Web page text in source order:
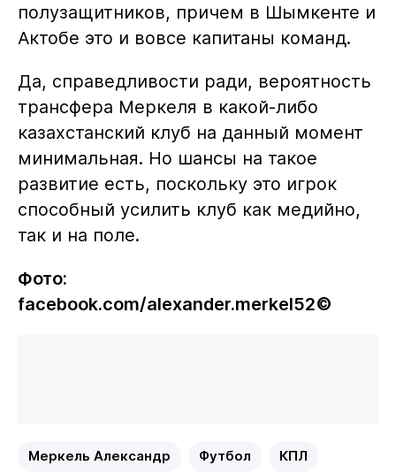
полузащитников, причем в Шымкенте и
Актобе это и вовсе капитаны команд.
Да, справедливости ради, вероятность
трансфера Меркеля в какой-либо
казахстанский клуб на данный момент
минимальная. Но шансы на такое
развитие есть, поскольку это игрок
способный усилить клуб как медийно,
так и на поле.
Фото:
facebook.com/alexander.merkel52©
Меркель Александр Футбол КПЛ